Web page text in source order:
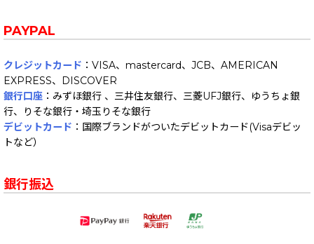
PAYPAL
クレジットカード ：VISA、mastercard、JCB、AMERICAN
EXPRESS、DISCOVER
銀行口座 ：みずほ銀行 、三井住友銀行、三菱UFJ銀行、ゆうちょ銀
行、りそな銀行・埼玉りそな銀行
デビットカード ：国際ブランドがついたデビットカード(Visaデビッ
トなど）
銀行振込